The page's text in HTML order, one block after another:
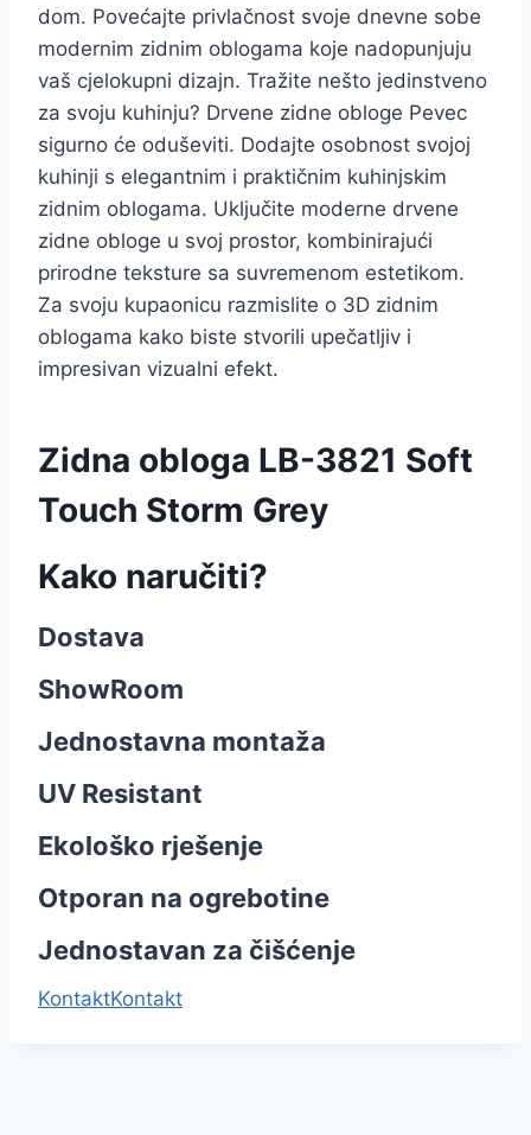
dom. Povećajte privlačnost svoje dnevne sobe
modernim zidnim oblogama koje nadopunjuju
vaš cjelokupni dizajn. Tražite nešto jedinstveno
za svoju kuhinju? Drvene zidne obloge Pevec
sigurno će oduševiti. Dodajte osobnost svojoj
kuhinji s elegantnim i praktičnim kuhinjskim
zidnim oblogama. Uključite moderne drvene
zidne obloge u svoj prostor, kombinirajući
prirodne teksture sa suvremenom estetikom.
Za svoju kupaonicu razmislite o 3D zidnim
oblogama kako biste stvorili upečatljiv i
impresivan vizualni efekt.
Zidna obloga LB-3821 Soft
Touch Storm Grey
Kako naručiti?
Dostava
ShowRoom
Jednostavna montaža
UV Resistant
Ekološko rješenje
Otporan na ogrebotine
Jednostavan za čišćenje
KontaktKontakt